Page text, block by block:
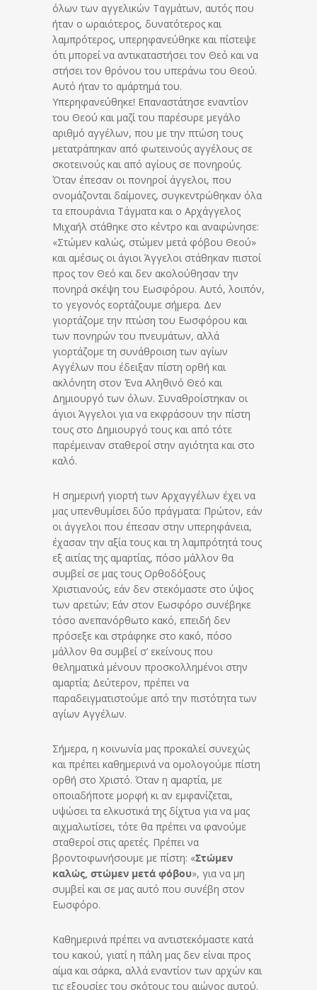
όλων των αγγελικών Ταγμάτων, αυτός που
ήταν ο ωραιότερος, δυνατότερος και
λαμπρότερος, υπερηφανεύθηκε και πίστεψε
ότι μπορεί να αντικαταστήσει τον Θεό και να
στήσει τον θρόνου του υπεράνω του Θεού.
Αυτό ήταν το αμάρτημά του.
Υπερηφανεύθηκε! Επαναστάτησε εναντίον
του Θεού και μαζί του παρέσυρε μεγάλο
αριθμό αγγέλων, που με την πτώση τους
μετατράπηκαν από φωτεινούς αγγέλους σε
σκοτεινούς και από αγίους σε πονηρούς.
Όταν έπεσαν οι πονηροί άγγελοι, που
ονομάζονται δαίμονες, συγκεντρώθηκαν όλα
τα επουράνια Τάγματα και ο Αρχάγγελος
Μιχαήλ στάθηκε στο κέντρο και αναφώνησε:
«Στώμεν καλώς, στώμεν μετά φόβου Θεού»
και αμέσως οι άγιοι Άγγελοι στάθηκαν πιστοί
προς τον Θεό και δεν ακολούθησαν την
πονηρά σκέψη του Εωσφόρου. Αυτό, λοιπόν,
το γεγονός εορτάζουμε σήμερα. Δεν
γιορτάζομε την πτώση του Εωσφόρου και
των πονηρών του πνευμάτων, αλλά
γιορτάζομε τη συνάθροιση των αγίων
Αγγέλων που έδειξαν πίστη ορθή και
ακλόνητη στον Ένα Αληθινό Θεό και
Δημιουργό των όλων. Συναθροίστηκαν οι
άγιοι Άγγελοι για να εκφράσουν την πίστη
τους στο Δημιουργό τους και από τότε
παρέμειναν σταθεροί στην αγιότητα και στο
καλό.
Η σημερινή γιορτή των Αρχαγγέλων έχει να
μας υπενθυμίσει δύο πράγματα: Πρώτον, εάν
οι άγγελοι που έπεσαν στην υπερηφάνεια,
έχασαν την αξία τους και τη λαμπρότητά τους
εξ αιτίας της αμαρτίας, πόσο μάλλον θα
συμβεί σε μας τους Ορθοδόξους
Χριστιανούς, εάν δεν στεκόμαστε στο ύψος
των αρετών; Εάν στον Εωσφόρο συνέβηκε
τόσο ανεπανόρθωτο κακό, επειδή δεν
πρόσεξε και στράφηκε στο κακό, πόσο
μάλλον θα συμβεί σ’ εκείνους που
θεληματικά μένουν προσκολλημένοι στην
αμαρτία; Δεύτερον, πρέπει να
παραδειγματιστούμε από την πιστότητα των
αγίων Αγγέλων.
Σήμερα, η κοινωνία μας προκαλεί συνεχώς
και πρέπει καθημερινά να ομολογούμε πίστη
ορθή στο Χριστό. Όταν η αμαρτία, με
οποιαδήποτε μορφή κι αν εμφανίζεται,
υψώσει τα ελκυστικά της δίχτυα για να μας
αιχμαλωτίσει, τότε θα πρέπει να φανούμε
σταθεροί στις αρετές. Πρέπει να
βροντοφωνήσουμε με πίστη: «Στώμεν
καλώς, στώμεν μετά φόβου», για να μη
συμβεί και σε μας αυτό που συνέβη στον
Εωσφόρο.
Καθημερινά πρέπει να αντιστεκόμαστε κατά
του κακού, γιατί η πάλη μας δεν είναι προς
αίμα και σάρκα, αλλά εναντίον των αρχών και
τις εξουσίες του σκότους του αιώνος αυτού.